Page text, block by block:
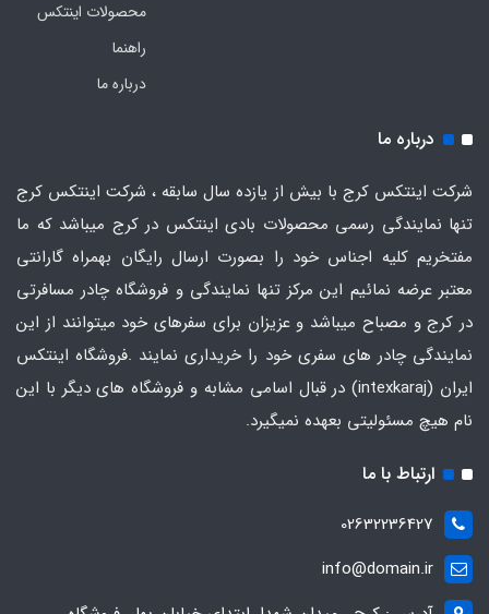
محصولات اینتکس
راهنما
درباره ما
درباره ما
شرکت اینتکس کرج با بیش از یازده سال سابقه ، شرکت اینتکس کرج
تنها نمایندگی رسمی محصولات بادی اینتکس در کرج میباشد که ما
مفتخریم کلیه اجناس خود را بصورت ارسال رایگان بهمراه گارانتی
معتبر عرضه نمائیم این مرکز تنها نمایندگی و فروشگاه چادر مسافرتی
در کرج و مصباح میباشد و عزیزان برای سفرهای خود میتوانند از این
نمایندگی چادر های سفری خود را خریداری نمایند .فروشگاه اینتکس
ایران
(intexkaraj) در قبال اسامی مشابه و فروشگاه های دیگر با این
نام هیچ مسئولیتی بعهده نمیگیرد.
ارتباط با ما
02632236427
info@domain.ir